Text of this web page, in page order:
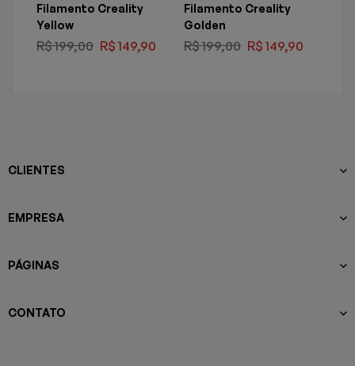
Filamento Creality
Yellow
R$199,00 R$ 149,90
Filamento Creality
Golden
R$199,00 R$ 149,90
CLIENTES
EMPRESA
PÁGINAS
CONTATO